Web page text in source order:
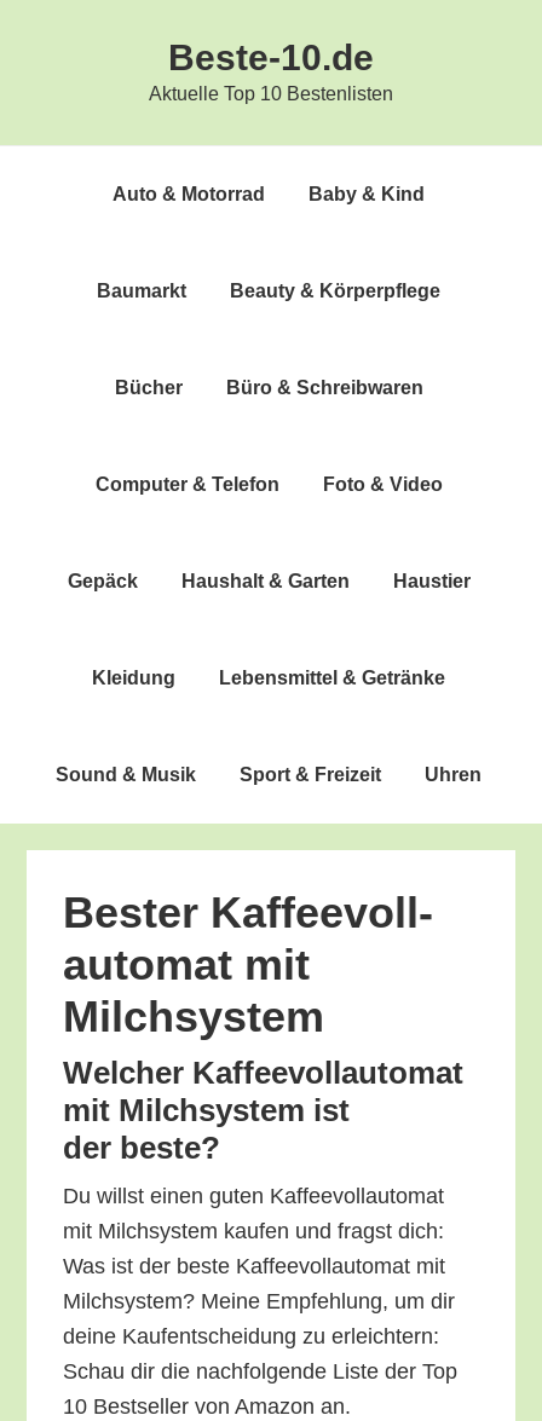
Beste-10.de
Aktuelle Top 10 Bestenlisten
Auto & Motorrad Baby & Kind
Bau­markt Beau­ty & Körperpflege
Bücher Büro & Schreibwaren
Com­pu­ter & Telefon Foto & Video
Gepäck Haus­halt & Garten Haus­tier
Klei­dung Lebens­mit­tel & Getränke
Sound & Musik Sport & Freizeit Uhren
Bes­ter Kaf­fee­voll­
au­to­mat mit
Milchsystem
Wel­cher Kaf­fee­voll­au­to­mat
mit Milch­sys­tem ist
der beste?
Du willst einen guten Kaf­fee­voll­au­to­mat
mit Milch­sys­tem kau­fen und fragst dich:
Was ist der bes­te Kaf­fee­voll­au­to­mat mit
Milch­sys­tem? Mei­ne Emp­feh­lung, um dir
dei­ne Kauf­ent­schei­dung zu erleich­tern:
Schau dir die nach­fol­gen­de Lis­te der Top
10 Best­sel­ler von Ama­zon an.